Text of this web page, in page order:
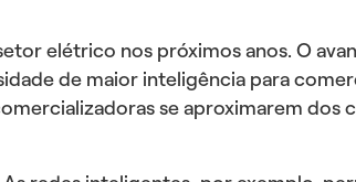
elétrico nos próximos anos. O
de maior inteligência para
se aproximarem dos